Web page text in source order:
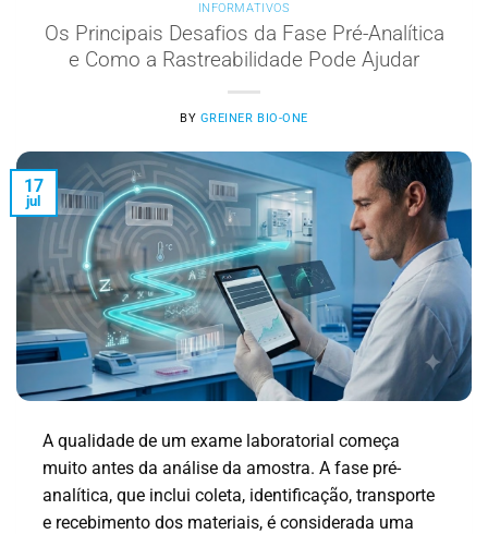
INFORMATIVOS
Os Principais Desafios da Fase Pré-Analítica
e Como a Rastreabilidade Pode Ajudar
BY GREINER BIO-ONE
17
jul
A qualidade de um exame laboratorial começa
muito antes da análise da amostra. A fase pré-
analítica, que inclui coleta, identificação, transporte
e recebimento dos materiais, é considerada uma